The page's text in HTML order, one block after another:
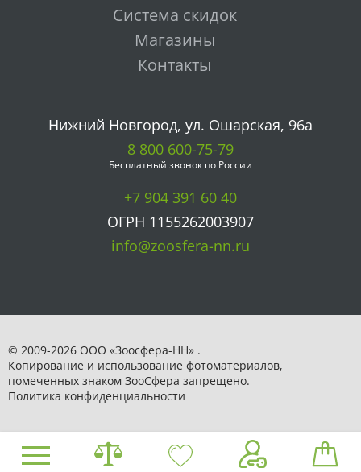
Система скидок
Магазины
Контакты
Нижний Новгород, ул. Ошарская, 96а
8 800 600-75-79
Бесплатный звонок по России
+7 904 391 60 40
ОГРН 1155262003907
info@zoosfera-nn.ru
© 2009-2026 ООО «Зоосфера-НН» .
Копирование и использование фотоматериалов,
помеченных знаком ЗooСфера запрещено.
Политика конфиденциальности